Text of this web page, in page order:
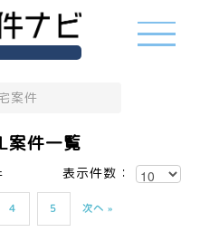
案件
案件一覧
表示件数：
4 5 次へ »